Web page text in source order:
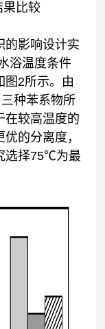
果比较
的影响设计实
浴温度条件
图2所示。由
种苯系物所
在较高温度的
的分离度，
选择75℃为最